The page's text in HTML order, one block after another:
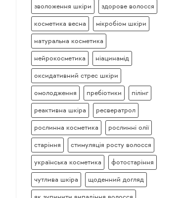
зволоження шкіри здорове волосся
косметика весна мікробіом шкіри
натуральна косметика
нейрокосметика ніацинамід
оксидативний стрес шкіри
омолодження пребіотики пілінг
реактивна шкіра ресвератрол
рослинна косметика рослинні олії
старіння стимуляція росту волосся
українська косметика фотостаріння
чутлива шкіра щоденний догляд